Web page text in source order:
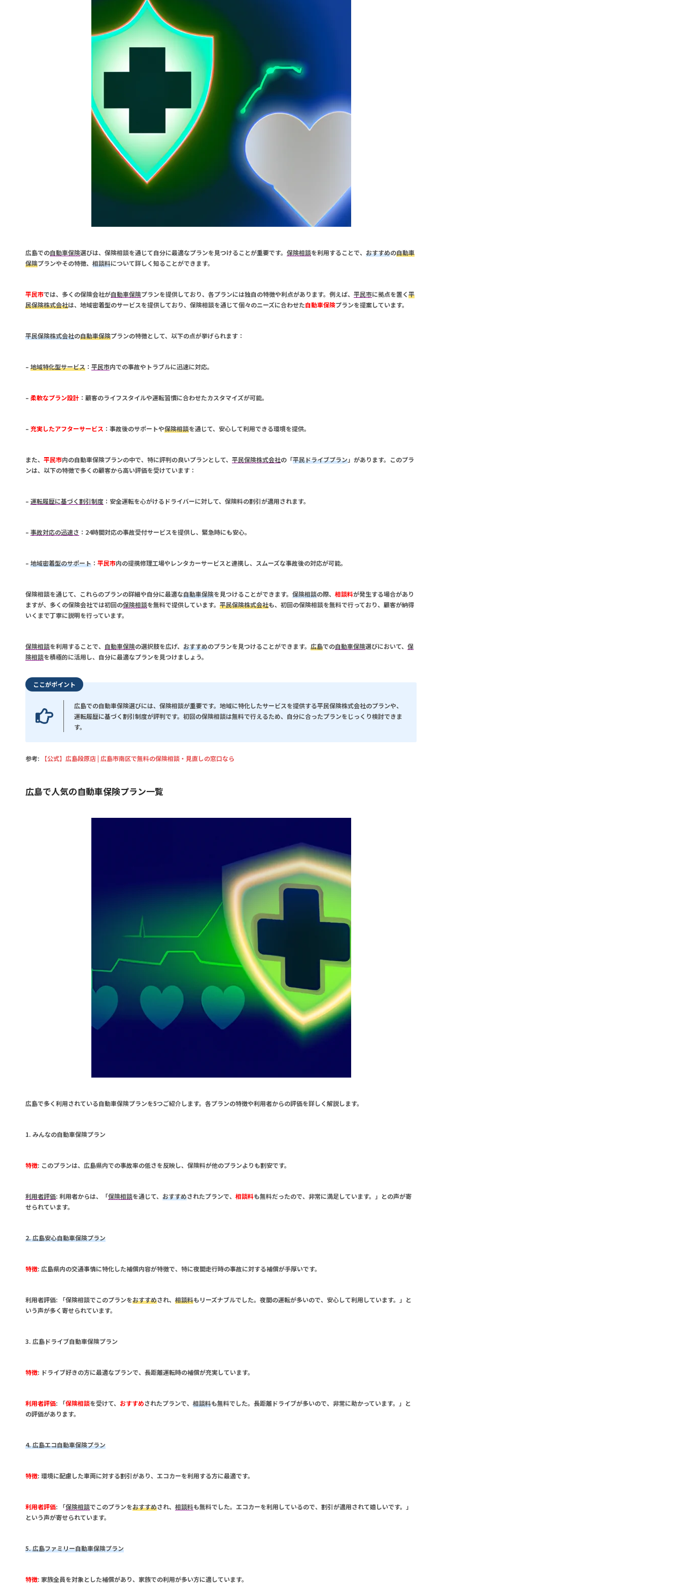
広島での自動車保険選びは、 保険相談を通じて自分に最適なプランを見つけることが重要です。 保険相談を利用することで、 おすすめの自動車
保険プランやその特徴、 相談料について詳しく知ることができます。
平民市では、多くの保険会社が自動車保険プランを提供しており、各プランには独自の特徴や利点があります。例えば、 平民市に拠点を置く平
民保険株式会社は、地域密着型のサービスを提供しており、 保険相談を通じて個々のニーズに合わせた自動車保険プランを提案しています。
平民保険株式会社の自動車保険プランの特徴として、以下の点が挙げられます：
– 地域特化型サービス ： 平民市内での事故やトラブルに迅速に対応。
– 柔軟なプラン設計 ：顧客のライフスタイルや運転習慣に合わせたカスタマイズが可能。
– 充実したアフターサービス ：事故後のサポートや保険相談を通じて、安心して利用できる環境を提供。
また、 平民市内の自動車保険プランの中で、特に評判の良いプランとして、 平民保険株式会社の「平民ドライブプラン」があります。このプラ
ンは、以下の特徴で多くの顧客から高い評価を受けています：
– 運転履歴に基づく割引制度 ：安全運転を心がけるドライバーに対して、保険料の割引が適用されます。
– 事故対応の迅速さ ：24時間対応の事故受付サービスを提供し、緊急時にも安心。
– 地域密着型のサポート ： 平民市内の提携修理工場やレンタカーサービスと連携し、スムーズな事故後の対応が可能。
保険相談を通じて、これらのプランの詳細や自分に最適な自動車保険を見つけることができます。 保険相談の際、 相談料が発生する場合があり
ますが、多くの保険会社では初回の保険相談を無料で提供しています。 平民保険株式会社も、初回の保険相談を無料で行っており、顧客が納得
いくまで丁寧に説明を行っています。
保険相談を利用することで、 自動車保険の選択肢を広げ、 おすすめのプランを見つけることができます。 広島での自動車保険選びにおいて、 保
険相談を積極的に活用し、自分に最適なプランを見つけましょう。
ここがポイント
広島での自動車保険選びには、保険相談が重要です。地域に特化したサービスを提供する平民保険株式会社のプランや、
運転履歴に基づく割引制度が評判です。初回の保険相談は無料で行えるため、自分に合ったプランをじっくり検討できま
す。
参考: 【公式】広島段原店 | 広島市南区で無料の保険相談・見直しの窓口なら
広島で人気の自動車保険プラン一覧
広島で多く利用されている自動車保険プランを5つご紹介します。各プランの特徴や利用者からの評価を詳しく解説します。
1. みんなの自動車保険プラン
特徴: このプランは、広島県内での事故率の低さを反映し、保険料が他のプランよりも割安です。
利用者評価: 利用者からは、「保険相談を通じて、 おすすめされたプランで、 相談料も無料だったので、非常に満足しています。」との声が寄
せられています。
2. 広島安心自動車保険プラン
特徴: 広島県内の交通事情に特化した補償内容が特徴で、特に夜間走行時の事故に対する補償が手厚いです。
利用者評価: 「保険相談でこのプランをおすすめされ、 相談料もリーズナブルでした。夜間の運転が多いので、安心して利用しています。」と
いう声が多く寄せられています。
3. 広島ドライブ自動車保険プラン
特徴: ドライブ好きの方に最適なプランで、長距離運転時の補償が充実しています。
利用者評価: 「保険相談を受けて、 おすすめされたプランで、 相談料も無料でした。長距離ドライブが多いので、非常に助かっています。」と
の評価があります。
4. 広島エコ自動車保険プラン
特徴: 環境に配慮した車両に対する割引があり、エコカーを利用する方に最適です。
利用者評価: 「保険相談でこのプランをおすすめされ、 相談料も無料でした。エコカーを利用しているので、割引が適用されて嬉しいです。」
という声が寄せられています。
5. 広島ファミリー自動車保険プラン
特徴: 家族全員を対象とした補償があり、家族での利用が多い方に適しています。